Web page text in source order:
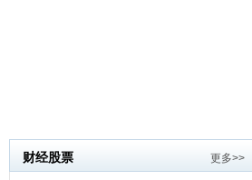
财经股票 更多>>